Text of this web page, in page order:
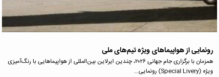
رونمایی از هواپیماهای ویژه تیم‌های ملی
همزمان با برگزاری جام جهانی ۲۰۲۶، چندین ایرلاین بین‌المللی از هواپیماهایی با رنگ‌آمیزی
ویژه (Special Livery) رونمایی…